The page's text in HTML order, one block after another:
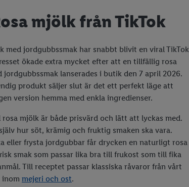
mjölk från TikTok
med jordgubbssmak har snabbt blivit en viral TikTok
ökade extra mycket efter att en tillfällig rosa
jordgubbssmak lanserades i butik den 7 april 2026.
produkt säljer slut är det ett perfekt läge att
version hemma med enkla ingredienser.
rosa mjölk är både prisvärd och lätt att lyckas med.
hur söt, krämig och fruktig smaken ska vara.
eller frysta jordgubbar får drycken en naturligt rosa
smak som passar lika bra till frukost som till fika
Till receptet passar klassiska råvaror från vårt
mejeri och ost.